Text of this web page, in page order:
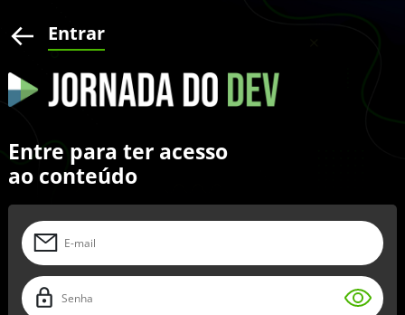
Entrar
Entre para ter acesso
ao conteúdo